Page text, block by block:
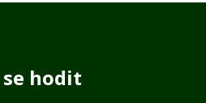
hodit